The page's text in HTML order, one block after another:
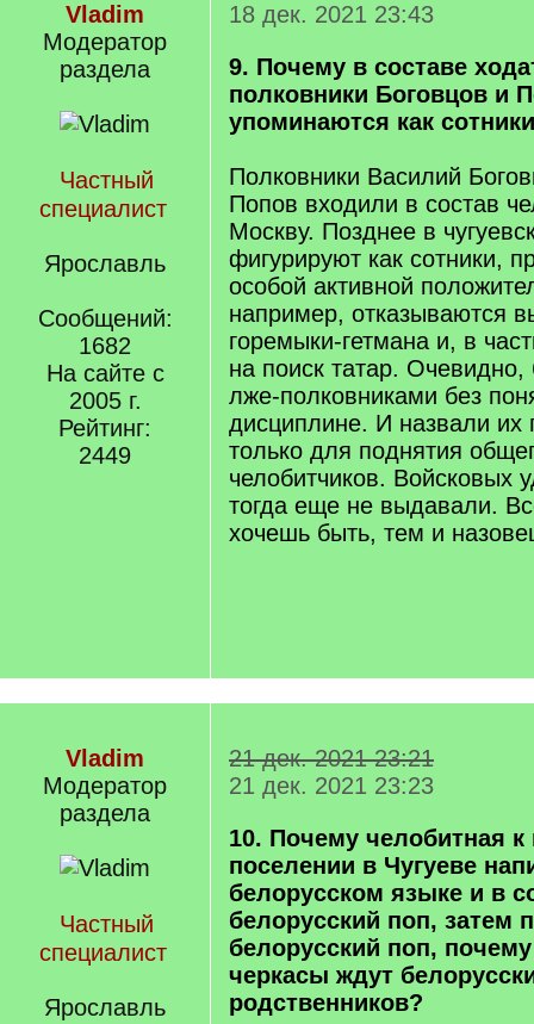
Vladim
Модератор
раздела
Частный
специалист
Ярославль
Сообщений:
1682
На сайте с
2005 г.
Рейтинг:
2449
18 дек. 2021 23:43
9. Почему в составе
полковники Боговцов и
упоминаются как
Полковники Василий
Попов входили в состав
Москву. Позднее в
фигурируют как сотники,
особой активной
например, отказываются
горемыки-гетмана и, в
на поиск татар.
лже-полковниками без
дисциплине. И назвали их
только для поднятия
челобитчиков. Войсковых
тогда еще не выдавали.
хочешь быть, тем и
Vladim
Модератор
раздела
Частный
специалист
Ярославль
21 дек. 2021 23:21
21 дек. 2021 23:23
10. Почему челобитная
поселении в Чугуеве
белорусском языке и в
белорусский поп, затем
белорусский поп, почему
черкасы ждут
родственников?